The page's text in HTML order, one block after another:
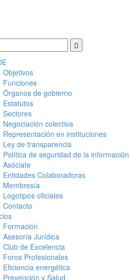
Objetivos
Funciones
Órganos de gobierno
Estatutos
Sectores
Negociación colectiva
Representación en instituciones
Ley de transparencia
Política de seguridad de la información
Asóciate
Entidades Colaboradoras
Membresía
Logotipos oficiales
Contacto
Formación
Asesoría Jurídica
Club de Excelencia
Foros Profesionales
Eficiencia energética
Prevención y Salud